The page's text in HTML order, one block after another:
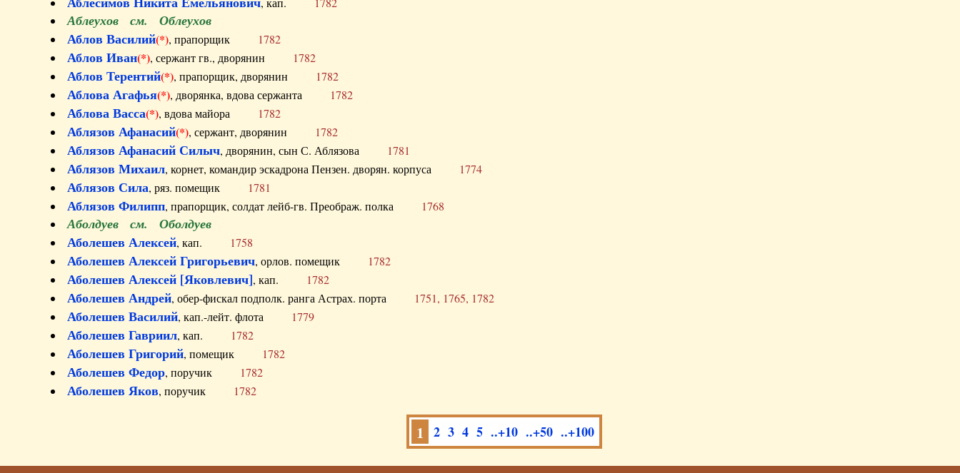
Аблеухов см. Облеухов
Аблов Василий(*), прапорщик 1782
Аблов Иван(*), сержант гв., дворянин 1782
Аблов Терентий(*), прапорщик, дворянин 1782
Аблова Агафья(*), дворянка, вдова сержанта 1782
Аблова Васса(*), вдова майора 1782
Аблязов Афанасий(*), сержант, дворянин 1782
Аблязов Афанасий Силыч, дворянин, сын С. Аблязова 1781
Аблязов Михаил, корнет, командир эскадрона Пензен. дворян. корпуса 1774
Аблязов Сила, ряз. помещик 1781
Аблязов Филипп, прапорщик, солдат лейб-гв. Преображ. полка 1768
Аболдуев см. Оболдуев
Аболешев Алексей, кап. 1758
Аболешев Алексей Григорьевич, орлов. помещик 1782
Аболешев Алексей [Яковлевич], кап. 1782
Аболешев Андрей, обер-фискал подполк. ранга Астрах. порта 1751, 1765, 1782
Аболешев Василий, кап.-лейт. флота 1779
Аболешев Гавриил, кап. 1782
Аболешев Григорий, помещик 1782
Аболешев Федор, поручик 1782
Аболешев Яков, поручик 1782
1 2 3 4 5 ..+10 ..+50 ..+100